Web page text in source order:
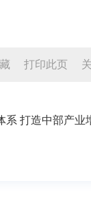
打印此页
系 打造中部产业